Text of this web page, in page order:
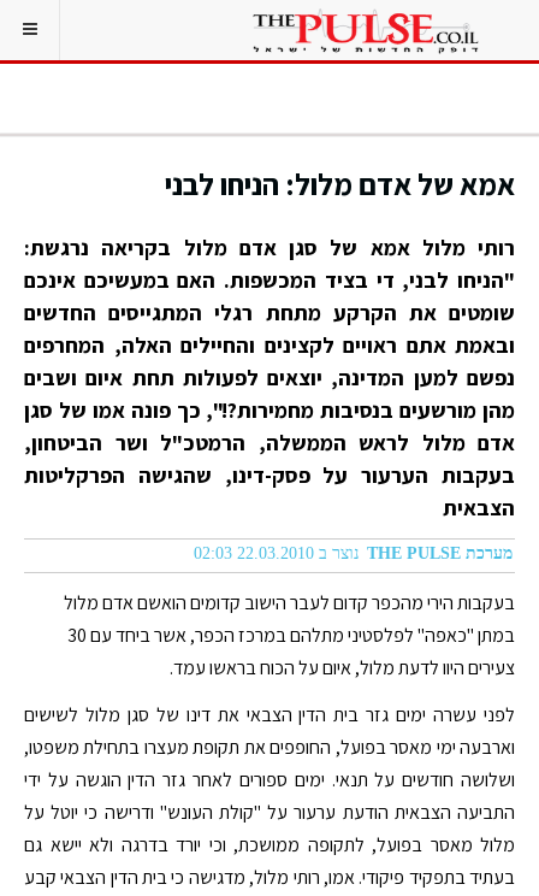
אמא של אדם מלול: הניחו לבני
רותי מלול אמא של סגן אדם מלול בקריאה נרגשת:
"הניחו לבני, די בציד המכשפות. האם במעשיכם אינכם
שומטים את הקרקע מתחת רגלי המתגייסים החדשים
ובאמת אתם ראויים לקצינים והחיילים האלה, המחרפים
נפשם למען המדינה, יוצאים לפעולות תחת איום ושבים
מהן מורשעים בנסיבות מחמירות?!", כך פונה אמו של סגן
אדם מלול לראש הממשלה, הרמטכ"ל ושר הביטחון,
בעקבות הערעור על פסק-דינו, שהגישה הפרקליטות
הצבאית
מערכת THE PULSE נוצר ב 22.03.2010 02:03
בעקבות הירי מהכפר קדום לעבר הישוב קדומים הואשם אדם מלול
במתן "כאפה" לפלסטיני מתלהם במרכז הכפר, אשר ביחד עם 30
צעירים היוו לדעת מלול, איום על הכוח בראשו עמד.
לפני עשרה ימים גזר בית הדין הצבאי את דינו של סגן מלול לשישים
וארבעה ימי מאסר בפועל, החופפים את תקופת מעצרו בתחילת משפטו,
ושלושה חודשים על תנאי. ימים ספורים לאחר גזר הדין הוגשה על ידי
התביעה הצבאית הודעת ערעור על "קולת העונש" ודרישה כי יוטל על
מלול מאסר בפועל, לתקופה ממושכת, וכי יורד בדרגה ולא יישא גם
בעתיד בתפקיד פיקודי. אמו, רותי מלול, מדגישה כי בית הדין הצבאי קבע